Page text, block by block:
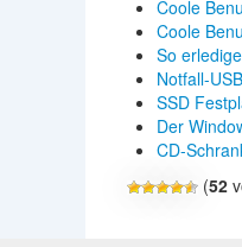
Coole
Coole
So
Notfall-
SSD
Der
CD-
(52